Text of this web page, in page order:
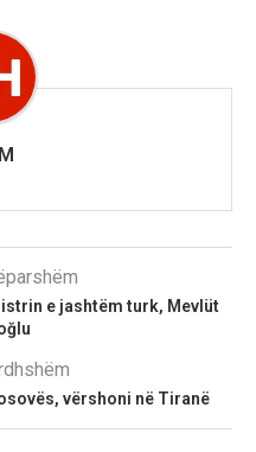
e jashtëm turk, Mevlüt
vërshoni në Tiranë